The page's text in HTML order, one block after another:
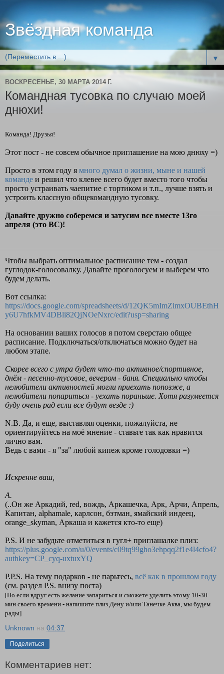
Звёздная команда
▼
ВОСКРЕСЕНЬЕ, 30 МАРТА 2014 Г.
Командная тусовка по случаю моей
днюхи!
Команда! Друзья!
Этот пост - не совсем обычное приглашение на мою днюху =)
Просто в этом году я много думал о жизни, мыне и нашей
команде и решил что клевее всего будет вместо того чтобы
просто устраивать чаепитие с тортиком и т.п., лучше взять и
устроить классную общекомандную тусовку.
Давайте дружно соберемся и затусим все вместе 13го
апреля (это ВС)!
Чтобы выбрать оптимальное расписание тем - создал
гуглодок-голосовалку. Давайте проголосуем и выберем что
будем делать.
Вот ссылка:
https://docs.google.com/spreadsheets/d/12QK5mImZimxOUBEthH
y6U7hfkMV4DBli82QjNOeNxrc/edit?usp=sharing
На основании ваших голосов я потом сверстаю общее
расписание. Подключаться/отключаться можно будет на
любом этапе.
Скорее всего с утра будет что-то активное/спортивное,
днём - песенно-тусовое, вечером - баня. Специально чтобы
нелюбители активностей могли приехать попозже, а
нелюбители попариться - уехать пораньше. Хотя разумеется
буду очень рад если все будут везде :)
N.B. Да, и еще, выставляя оценки, пожалуйста, не
ориентируйтесь на моё мнение - ставьте так как нравится
лично вам.
Ведь с вами - я "за" любой кипеж кроме голодовки =)
Искренне ваш,
А.
(..Он же Аркадий, red, вождь, Аркашечка, Арк, Арчи, Апрель,
Капитан, alphamale, карлсон, бэтман, ямайский индеец,
orange_skyman, Аркаша и кажется кто-то еще)
P.S. И не забудьте отметиться в гугл+ приглашалке плиз:
https://plus.google.com/u/0/events/c09tq99gho3ehpqq2f1e4l4cfo4?
authkey=CP_cyq-uxtuxYQ
P.P.S. На тему подарков - не парьтесь, всё как в прошлом году
(см. раздел P.S. внизу поста)
[Но если вдруг есть желание запариться и сможете уделить этому 10-30
мин своего времени - напишите плиз Дену и/или Танечке Аква, мы будем
рады]
Unknown на 04:37
Поделиться
Комментариев нет: